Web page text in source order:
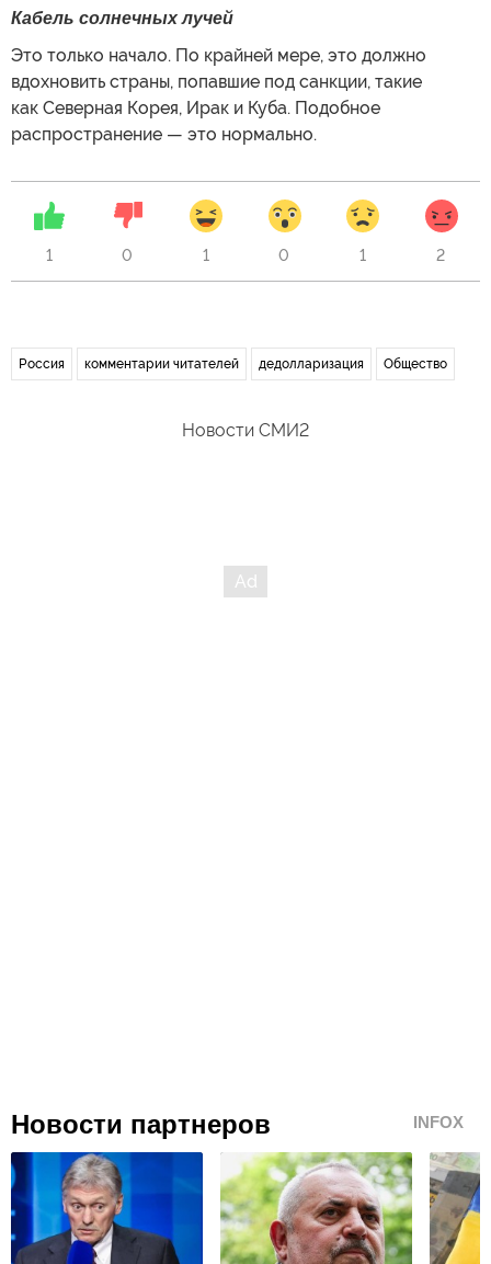
Кабель солнечных лучей
Это только начало. По крайней мере, это должно
вдохновить страны, попавшие под санкции, такие
как Северная Корея, Ирак и Куба. Подобное
распространение — это нормально.
1 0 1 0 1 2
Россия комментарии читателей дедолларизация Общество
Новости СМИ2
Новости партнеров INFOX